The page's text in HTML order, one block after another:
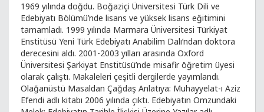
1969 yılında doğdu. Boğaziçi Üniversitesi Türk Dili ve
Edebiyatı Bölümü’nde lisans ve yüksek lisans eğitimini
tamamladı. 1999 yılında Marmara Üniversitesi Türkiyat
Enstitüsü Yeni Türk Edebiyatı Anabilim Dalı’ndan doktora
derecesini aldı. 2001-2003 yılları arasında Oxford
Üniversitesi Şarkiyat Enstitüsü’nde misafir öğretim üyesi
olarak çalıştı. Makaleleri çeşitli dergilerde yayımlandı.
Olağanüstü Masaldan Çağdaş Anlatıya: Muhayyelat-ı Aziz
Efendi adlı kitabı 2006 yılında çıktı. Edebiyatın Omzundaki